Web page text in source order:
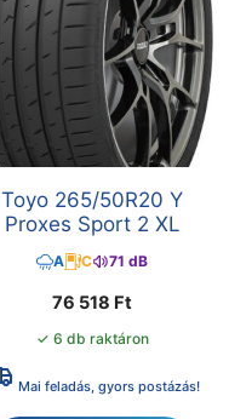
Toyo 265/50R20 Y
Proxes Sport 2 XL
A C 71 dB
76 518 Ft
✓ 6 db raktáron
Mai feladás, gyors postázás!